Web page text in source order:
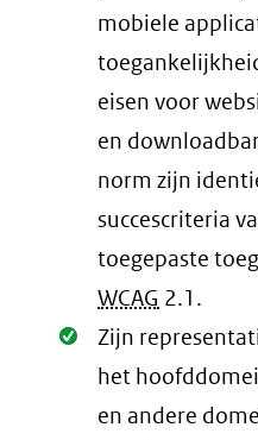
mobiele
eisen voor
en
norm zijn
succescriteria
toegepaste
WCAG 2.1 .
Oké.
Zijn
het
en andere